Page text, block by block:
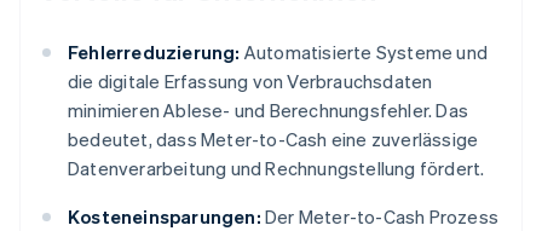
Fehlerreduzierung: Automatisierte Systeme und
die digitale Erfassung von Verbrauchsdaten
minimieren Ablese- und Berechnungsfehler. Das
bedeutet, dass Meter-to-Cash eine zuverlässige
Datenverarbeitung und Rechnungstellung fördert.
Kosteneinsparungen: Der Meter-to-Cash Prozess